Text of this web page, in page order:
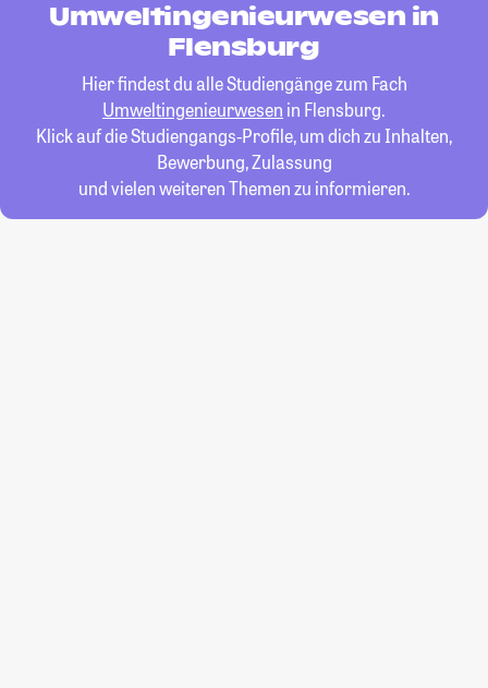
Umweltingenieurwesen in
Flensburg
Hier findest du alle Studiengänge zum Fach
Umweltingenieurwesen in Flensburg.
Klick auf die Studiengangs-Profile, um dich zu Inhalten,
Bewerbung, Zulassung
und vielen weiteren Themen zu informieren.